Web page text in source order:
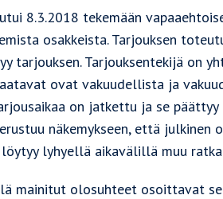
8.3.2018 tekemään
osakkeista. Tarjouksen
tarjouksen. Tarjouksentekijä on
ovat vakuudellista ja
on jatkettu ja se
näkemykseen, että
lyhyellä aikavälillä muu
mainitut olosuhteet osoittavat